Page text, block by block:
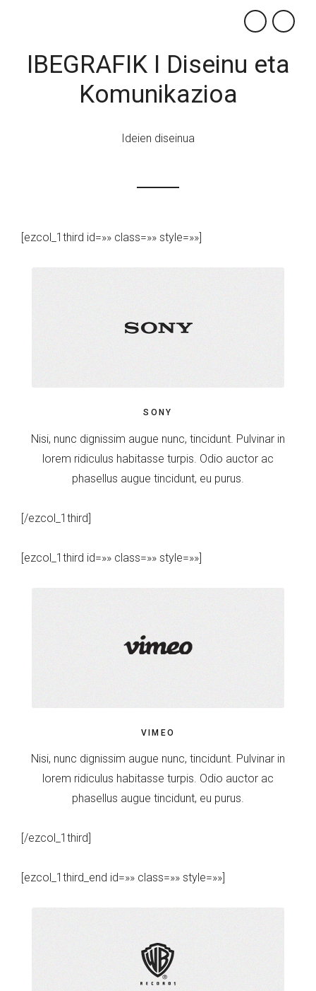
×
IBEGRAFIK I Diseinu eta
Komunikazioa
Ideien diseinua
[ezcol_1third id=»» class=»» style=»»]
SONY
Nisi, nunc dignissim augue nunc, tincidunt. Pulvinar in
lorem ridiculus habitasse turpis. Odio auctor ac
phasellus augue tincidunt, eu purus.
[/ezcol_1third]
[ezcol_1third id=»» class=»» style=»»]
VIMEO
Nisi, nunc dignissim augue nunc, tincidunt. Pulvinar in
lorem ridiculus habitasse turpis. Odio auctor ac
phasellus augue tincidunt, eu purus.
[/ezcol_1third]
[ezcol_1third_end id=»» class=»» style=»»]